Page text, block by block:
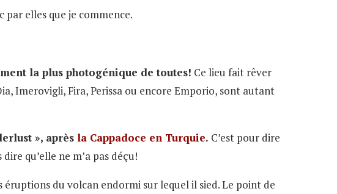
par elles que je commence.
la plus photogénique de toutes! Ce lieu fait rêver
Imerovigli, Fira, Perissa ou encore Emporio, sont autant
», après la Cappadoce en Turquie. C’est pour dire
qu’elle ne m’a pas déçu!
éruptions du volcan endormi sur lequel il sied. Le point de